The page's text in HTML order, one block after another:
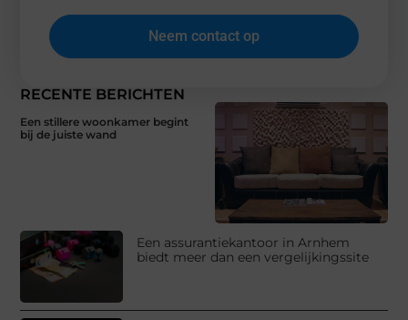
RECENTE BERICHTEN
Een stillere woonkamer begint
bij de juiste wand
Een assurantiekantoor in Arnhem
biedt meer dan een vergelijkingssite
Neem contact op